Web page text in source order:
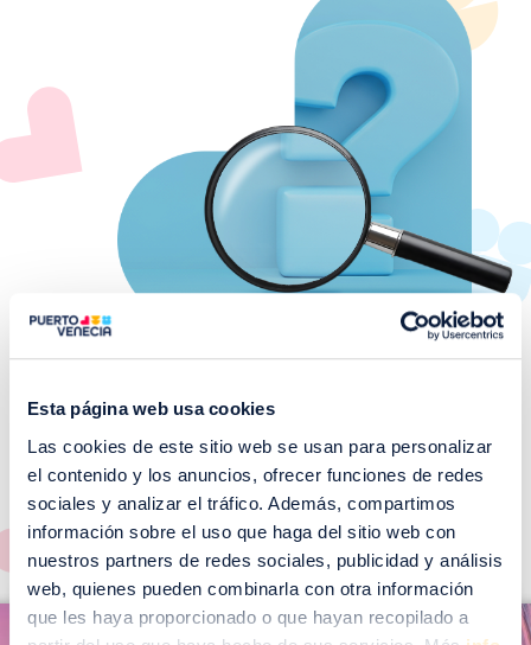
Esta página web usa cookies
Las cookies de este sitio web se usan para personalizar
el contenido y los anuncios, ofrecer funciones de redes
sociales y analizar el tráfico. Además, compartimos
información sobre el uso que haga del sitio web con
nuestros partners de redes sociales, publicidad y análisis
web, quienes pueden combinarla con otra información
que les haya proporcionado o que hayan recopilado a
¡No te pierdas nuestros
EVENTOS!
Ver todos >
m